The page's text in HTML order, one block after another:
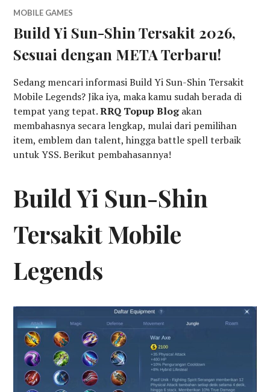
MOBILE GAMES
Build Yi Sun-Shin Tersakit 2026,
Sesuai dengan META Terbaru!
Sedang mencari informasi Build Yi Sun-Shin Tersakit
Mobile Legends? Jika iya, maka kamu sudah berada di
tempat yang tepat.RRQ Topup Blogakan
membahasnya secara lengkap, mulai dari pemilihan
item, emblem dan talent, hingga battle spell terbaik
untuk YSS. Berikut pembahasannya!
Build Yi Sun-Shin
Tersakit Mobile
Legends